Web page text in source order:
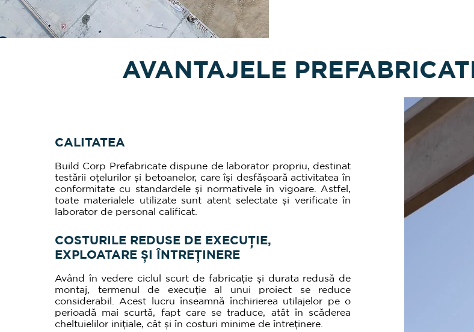
AVANTAJELE
CALITATEA
Build Corp Prefabricate dispune de laborator propriu, destinat
testării oțelurilor și betoanelor, care își desfășoară activitatea în
conformitate cu standardele și normativele în vigoare. Astfel,
toate materialele utilizate sunt atent selectate și verificate în
laborator de personal calificat.
COSTURILE REDUSE DE EXECUȚIE,
EXPLOATARE ȘI ÎNTREȚINERE
Având în vedere ciclul scurt de fabricație și durata redusă de
montaj, termenul de execuție al unui proiect se reduce
considerabil. Acest lucru înseamnă închirierea utilajelor pe o
perioadă mai scurtă, fapt care se traduce, atât în scăderea
cheltuielilor inițiale, cât și în costuri minime de întreținere.